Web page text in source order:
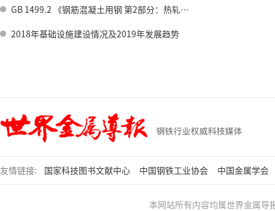
GB 1499.2 《钢筋混凝土用钢 第2部分：热轧带肋钢筋》标准修订情况
2018年基础设施建设情况及2019年发展趋势
友情链接: 国家科技图书文献中心 中国钢铁工业协会 中国金属学会
本网站所有内容均属世界金属导